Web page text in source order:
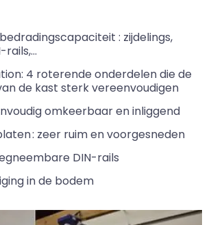
bedradingscapaciteit : zijdelings,
rails,…
: 4 roterende onderdelen die de
de kast sterk vereenvoudigen
omkeerbaar en inliggend
: zeer ruimenvoorgesneden
DIN-rails
in de bodem